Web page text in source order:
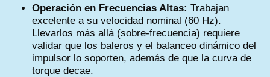
Operación en Frecuencias Altas: Trabajan
excelente a su velocidad nominal (60 Hz).
Llevarlos más allá (sobre-frecuencia) requiere
validar que los baleros y el balanceo dinámico del
impulsor lo soporten, además de que la curva de
torque decae.